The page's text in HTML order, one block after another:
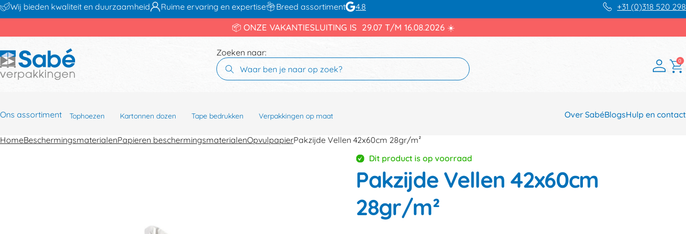
Wij bieden kwaliteit en duurzaamheid Ruime ervaring en expertise Breed assortiment 4.8 +31 (0)318 520 298
📦 ONZE VAKANTIESLUITING IS 29.07 T/M 16.08.2026 ☀️
Zoeken naar:
0
Ons assortiment Over SabéBlogsHulp en contact
Tophoezen Kartonnen dozen Tape bedrukken Verpakkingen op maat
HomeBeschermingsmaterialenPapieren beschermingsmaterialenOpvulpapierPakzijde Vellen 42x60cm 28gr/m²
Dit product is op voorraad
Pakzijde Vellen 42x60cm
28gr/m²